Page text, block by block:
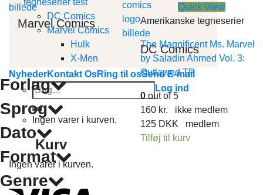
Marvel Comics
DC Comics
NyhederKontakt OsRing til osSend E-mail
Søg
efter:
Log ind
Ingen varer i kurven.
Kurv
Ingen varer i kurven.
tegneserier test
DC Comics
Marvel Comics
Hulk
X-Men
Forlag
Sprog
Dato
Format
Genre
Quick View
Amerikanske tegneserier
The Magnificent Ms. Marvel
by Saladin Ahmed Vol. 3:
Outlawed TP
0out of 5
160 kr. ikke medlem
125 DKK medlem
Tilføj til kurv